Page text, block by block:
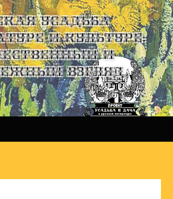
усадьба
и культуре:
и
взгляд